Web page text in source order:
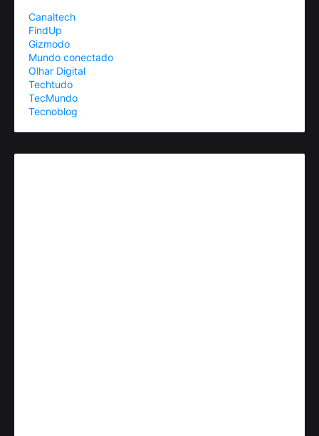
Canaltech
FindUp
Gizmodo
Mundo conectado
Olhar Digital
Techtudo
TecMundo
Tecnoblog